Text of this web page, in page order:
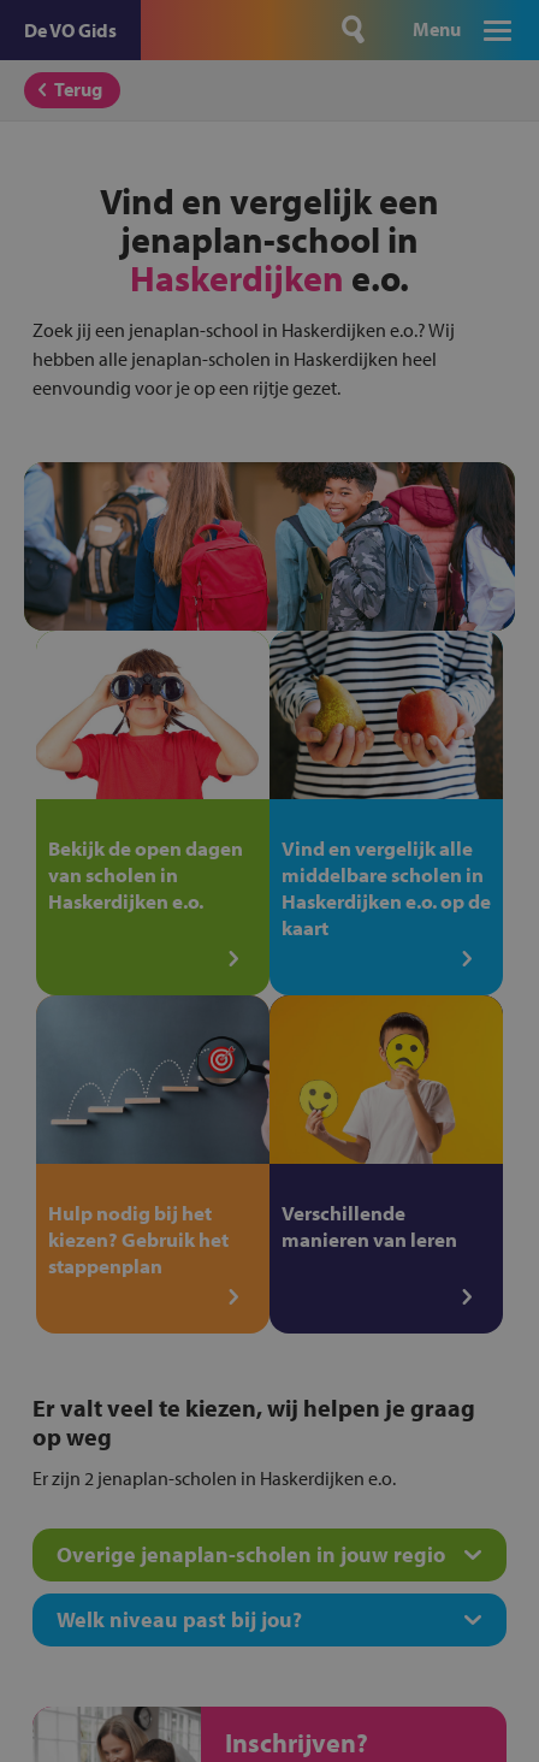
De VO Gids Menu
Terug
Vind en vergelijk een
jenaplan-school in
Haskerdijken e.o.
Zoek jij een jenaplan-school in Haskerdijken e.o.? Wij
hebben alle jenaplan-scholen in Haskerdijken heel
eenvoundig voor je op een rijtje gezet.
Bekijk de open dagen
van scholen in
Haskerdijken e.o.
Vind en vergelijk alle
middelbare scholen in
Haskerdijken e.o. op de
kaart
Hulp nodig bij het
kiezen? Gebruik het
stappenplan
Verschillende
manieren van leren
Er valt veel te kiezen, wij helpen je graag
op weg
Er zijn 2 jenaplan-scholen in Haskerdijken e.o.
Overige jenaplan-scholen in jouw regio
Welk niveau past bij jou?
Inschrijven?